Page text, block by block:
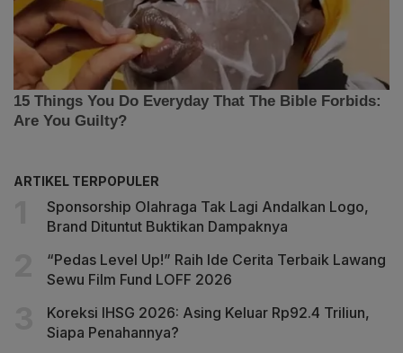
ARTIKEL TERPOPULER
Sponsorship Olahraga Tak Lagi Andalkan Logo,
Brand Dituntut Buktikan Dampaknya
“Pedas Level Up!” Raih Ide Cerita Terbaik Lawang
Sewu Film Fund LOFF 2026
Koreksi IHSG 2026: Asing Keluar Rp92.4 Triliun,
Siapa Penahannya?